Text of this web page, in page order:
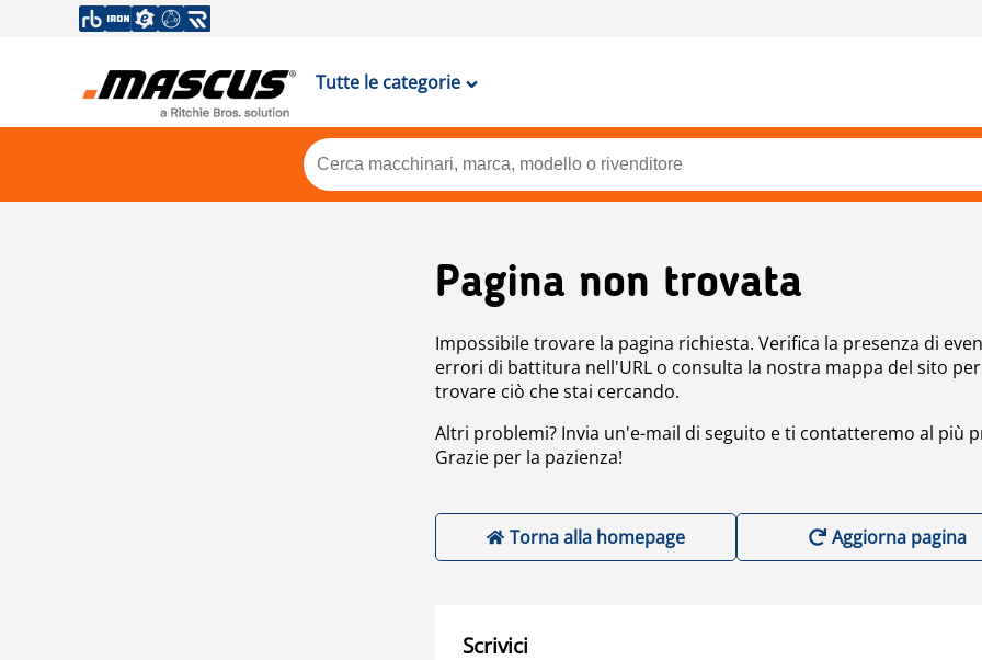
Tutte le categorie
Pagina non trovata
Impossibile trovare la pagina richiesta. Verifica la presenza di
errori di battitura nell'URL o consulta la nostra mappa del sito per
trovare ciò che stai cercando.
Altri problemi? Invia un'e-mail di seguito e ti contatteremo al più
Grazie per la pazienza!
Torna alla homepage Aggiorna pagina
Scrivici